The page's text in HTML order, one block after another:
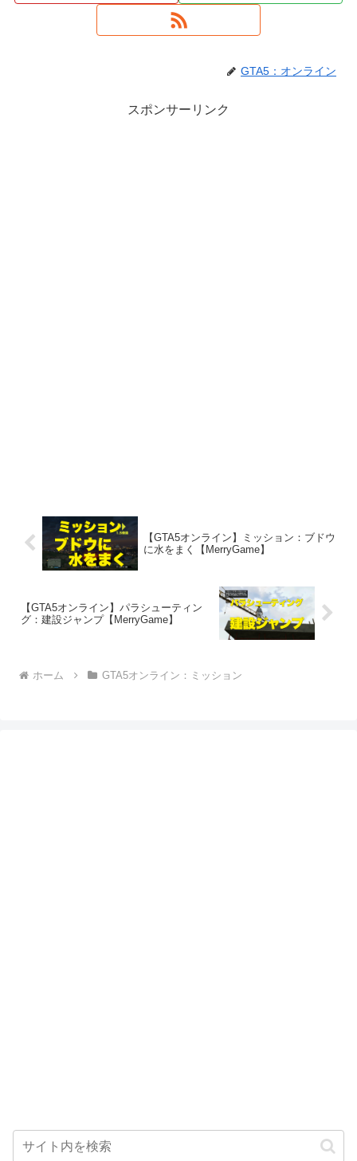
GTA5：オンライン
スポンサーリンク
【GTA5オンライン】ミッション：ブドウ
に水をまく【MerryGame】
【GTA5オンライン】パラシューティン
グ：建設ジャンプ【MerryGame】
ホーム GTA5オンライン：ミッション